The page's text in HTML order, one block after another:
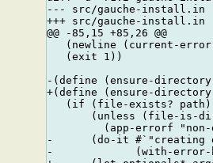
--- src/gauche-install.in
+++ src/gauche-install.in
@@ -85,15 +85,26 @@
(newline (current-
   (exit 1))
-(define (ensure-directory
+(define (ensure-
   (if (file-exists? path)
(unless (file-is-
(app-errorf
-      (do-it #`"creating
-             (with-error-